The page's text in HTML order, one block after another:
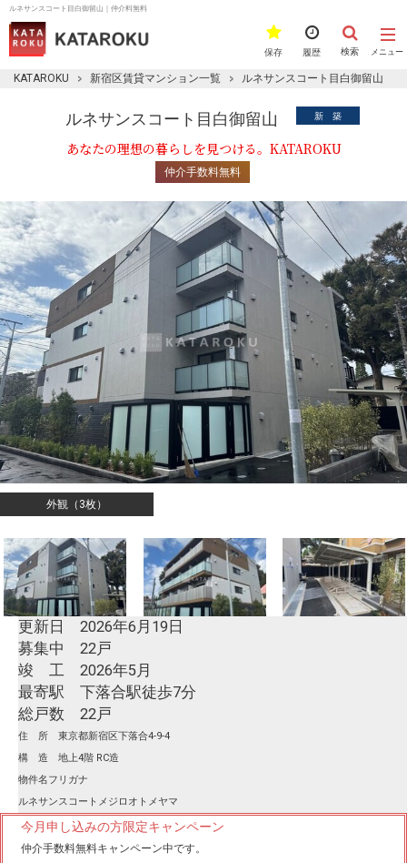
ルネサンスコート目白御留山｜仲介料無料
メニュー
検索
履歴
保存
KATAROKU 新宿区賃貸マンション一覧 ルネサンスコート目白御留山
ルネサンスコート目白御留山 新 築
あなたの理想の暮らしを見つける。KATAROKU
仲介手数料無料
外観（3枚）
更新日 2026年6月19日
募集中 22戸
竣 工 2026年5月
最寄駅 下落合駅徒歩7分
総戸数 22戸
住 所 東京都新宿区下落合4-9-4
構 造 地上4階 RC造
物件名フリガナ
ルネサンスコートメジロオトメヤマ
今月申し込みの方限定キャンペーン
仲介手数料無料キャンペーン中です。